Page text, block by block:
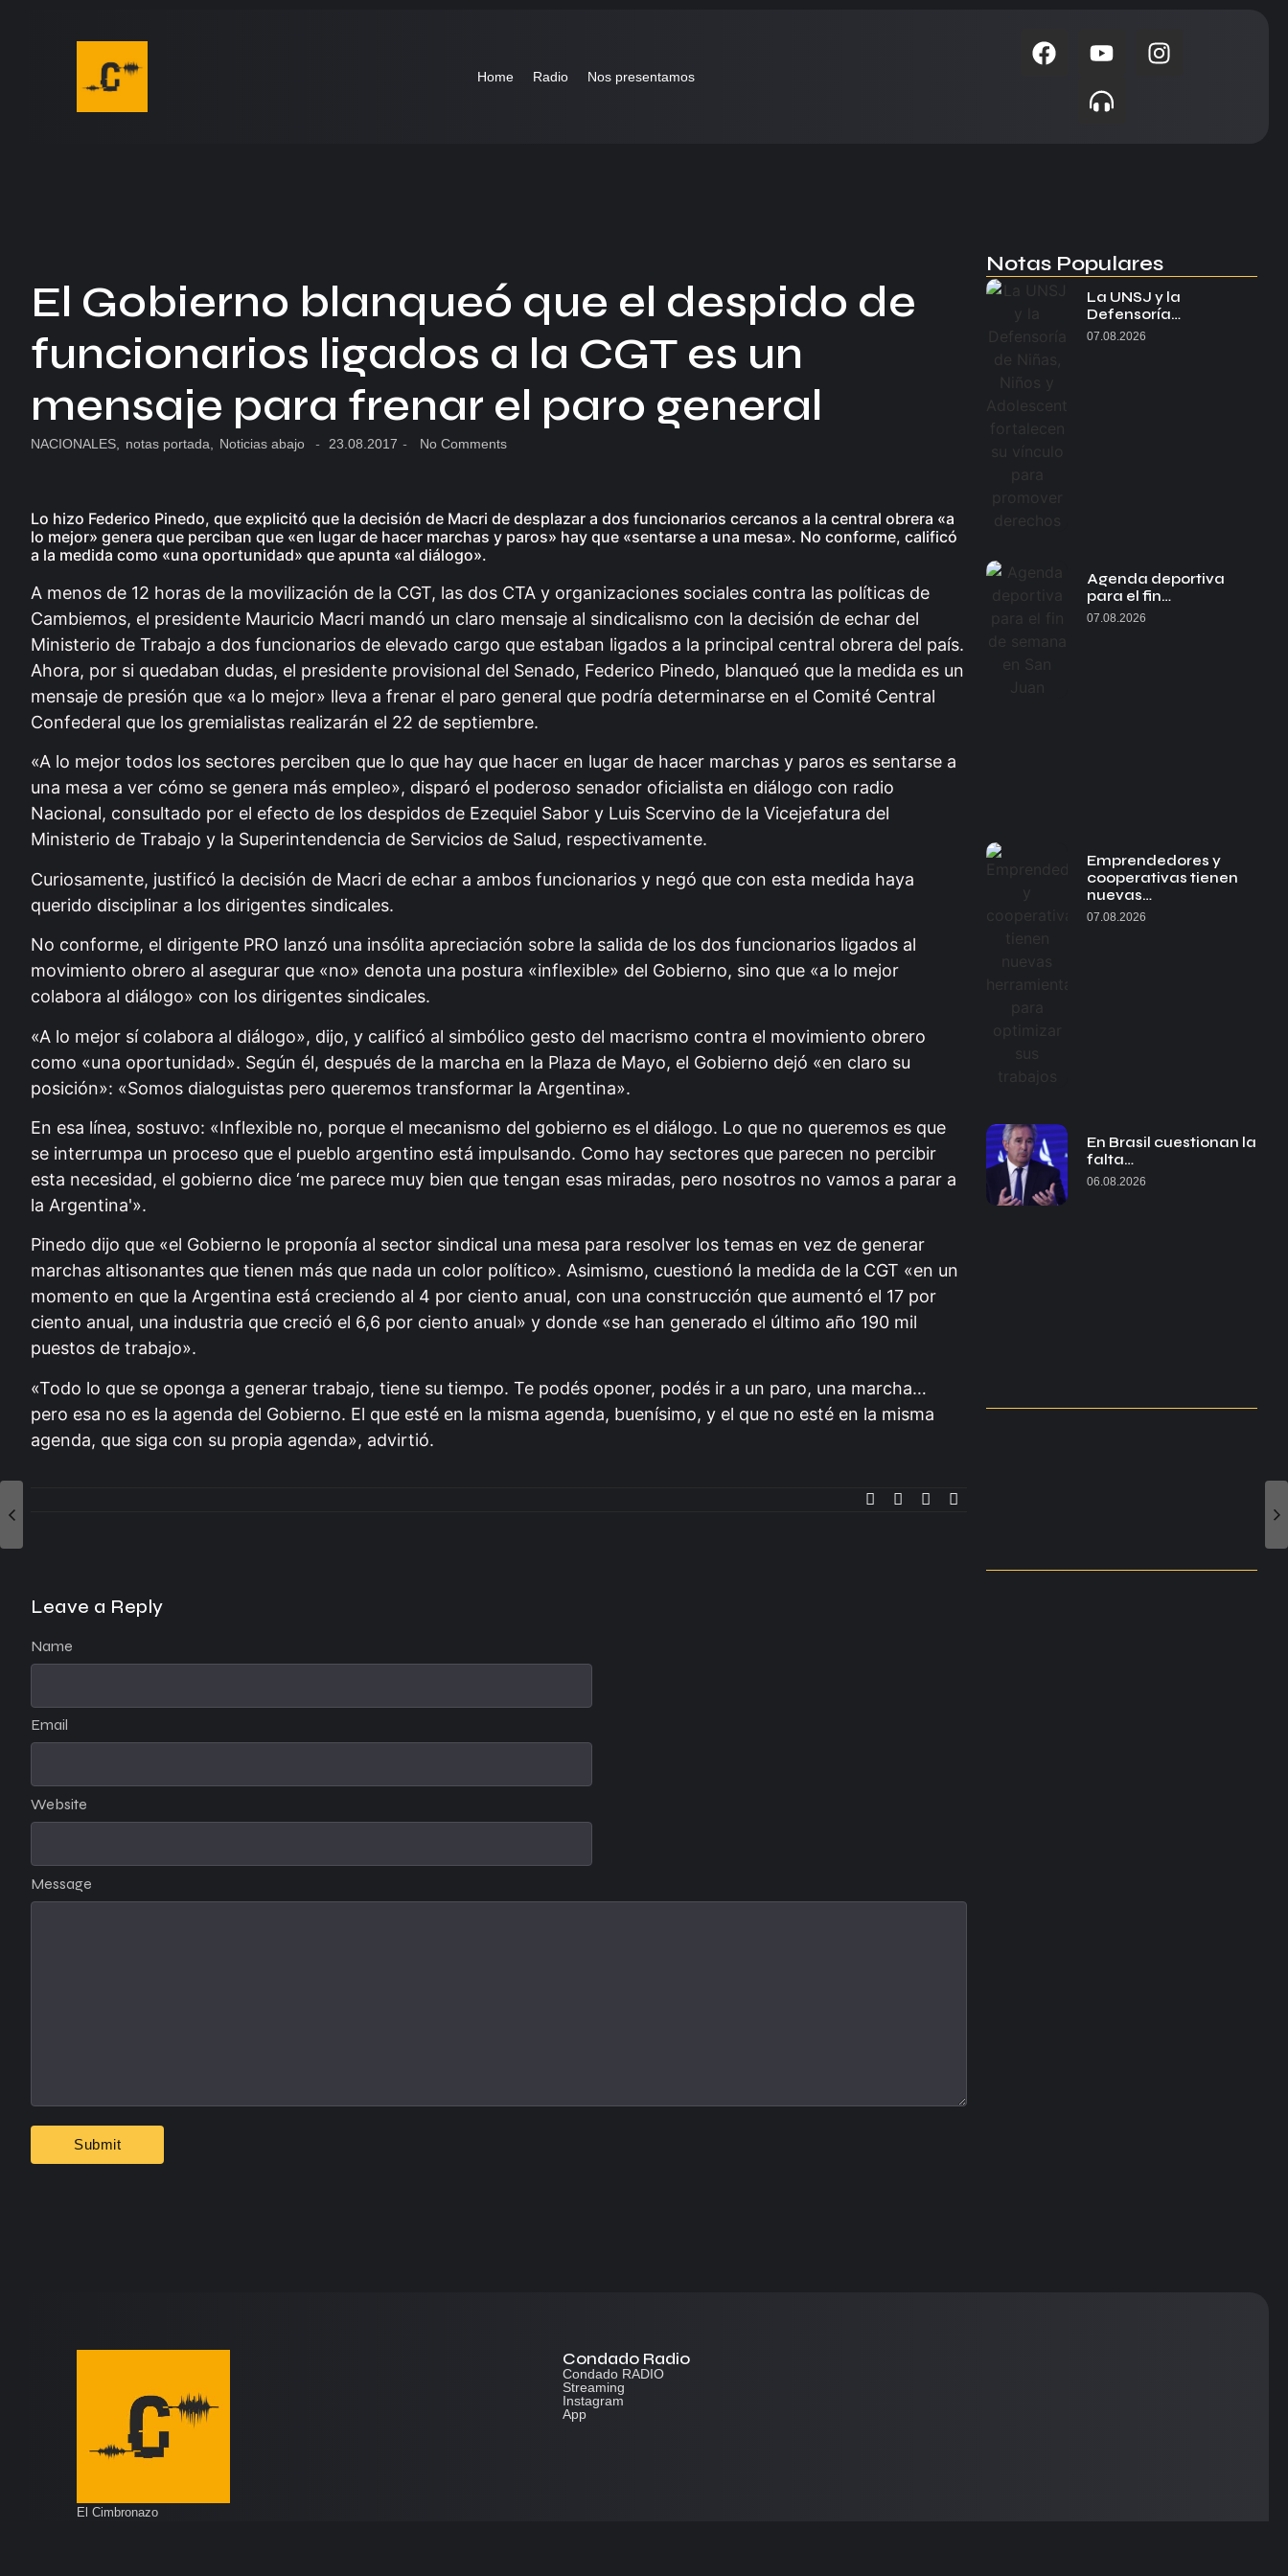
Home Radio Nos presentamos
El Gobierno blanqueó que el despido de
funcionarios ligados a la CGT es un
mensaje para frenar el paro general
NACIONALES notas portada Noticias abajo - 23.08.2017 - No Comments
Lo hizo Federico Pinedo, que explicitó que la decisión de Macri de desplazar a dos funcionarios cercanos a la central obrera «a
lo mejor» genera que perciban que «en lugar de hacer marchas y paros» hay que «sentarse a una mesa». No conforme, calificó
a la medida como «una oportunidad» que apunta «al diálogo».
A menos de 12 horas de la movilización de la CGT, las dos CTA y organizaciones sociales contra las políticas de
Cambiemos, el presidente Mauricio Macri mandó un claro mensaje al sindicalismo con la decisión de echar del
Ministerio de Trabajo a dos funcionarios de elevado cargo que estaban ligados a la principal central obrera del país.
Ahora, por si quedaban dudas, el presidente provisional del Senado, Federico Pinedo, blanqueó que la medida es un
mensaje de presión que «a lo mejor» lleva a frenar el paro general que podría determinarse en el Comité Central
Confederal que los gremialistas realizarán el 22 de septiembre.
«A lo mejor todos los sectores perciben que lo que hay que hacer en lugar de hacer marchas y paros es sentarse a
una mesa a ver cómo se genera más empleo», disparó el poderoso senador oficialista en diálogo con radio
Nacional, consultado por el efecto de los despidos de Ezequiel Sabor y Luis Scervino de la Vicejefatura del
Ministerio de Trabajo y la Superintendencia de Servicios de Salud, respectivamente.
Curiosamente, justificó la decisión de Macri de echar a ambos funcionarios y negó que con esta medida haya
querido disciplinar a los dirigentes sindicales.
No conforme, el dirigente PRO lanzó una insólita apreciación sobre la salida de los dos funcionarios ligados al
movimiento obrero al asegurar que «no» denota una postura «inflexible» del Gobierno, sino que «a lo mejor
colabora al diálogo» con los dirigentes sindicales.
«A lo mejor sí colabora al diálogo», dijo, y calificó al simbólico gesto del macrismo contra el movimiento obrero
como «una oportunidad». Según él, después de la marcha en la Plaza de Mayo, el Gobierno dejó «en claro su
posición»: «Somos dialoguistas pero queremos transformar la Argentina».
En esa línea, sostuvo: «Inflexible no, porque el mecanismo del gobierno es el diálogo. Lo que no queremos es que
se interrumpa un proceso que el pueblo argentino está impulsando. Como hay sectores que parecen no percibir
esta necesidad, el gobierno dice ‘me parece muy bien que tengan esas miradas, pero nosotros no vamos a parar a
la Argentina'».
Pinedo dijo que «el Gobierno le proponía al sector sindical una mesa para resolver los temas en vez de generar
marchas altisonantes que tienen más que nada un color político». Asimismo, cuestionó la medida de la CGT «en un
momento en que la Argentina está creciendo al 4 por ciento anual, con una construcción que aumentó el 17 por
ciento anual, una industria que creció el 6,6 por ciento anual» y donde «se han generado el último año 190 mil
puestos de trabajo».
«Todo lo que se oponga a generar trabajo, tiene su tiempo. Te podés oponer, podés ir a un paro, una marcha…
pero esa no es la agenda del Gobierno. El que esté en la misma agenda, buenísimo, y el que no esté en la misma
agenda, que siga con su propia agenda», advirtió.
Leave a Reply
Message
Name
Email
Website
Notas Populares
La UNSJ y la
Defensoría…
07.08.2026
Agenda deportiva
para el fin…
07.08.2026
Emprendedores y
cooperativas tienen
nuevas…
07.08.2026
En Brasil cuestionan la
falta…
06.08.2026
El Cimbronazo
Condado Radio
Condado RADIO
Streaming
Instagram
App